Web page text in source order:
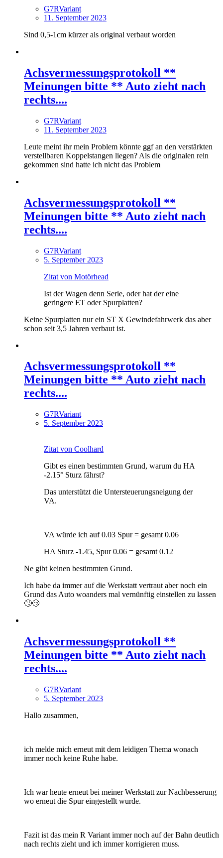
G7RVariant
11. September 2023
Sind 0,5-1cm kürzer als original verbaut worden
Achsvermessungsprotokoll **
Meinungen bitte ** Auto zieht nach
rechts....
G7RVariant
11. September 2023
Leute meint ihr mein Problem könnte ggf an den verstärkten
verstellbaren Koppelstangen liegen? Als die originalen rein
gekommen sind hatte ich nicht das Problem
Achsvermessungsprotokoll **
Meinungen bitte ** Auto zieht nach
rechts....
G7RVariant
5. September 2023
Zitat von Motörhead
Ist der Wagen denn Serie, oder hat der eine
geringere ET oder Spurplatten?
Keine Spurplatten nur ein ST X Gewindefahrwerk das aber
schon seit 3,5 Jahren verbaut ist.
Achsvermessungsprotokoll **
Meinungen bitte ** Auto zieht nach
rechts....
G7RVariant
5. September 2023
Zitat von Coolhard
Gibt es einen bestimmten Grund, warum du HA
-2.15° Sturz fährst?
Das unterstützt die Untersteuerungsneigung der
VA.
VA würde ich auf 0.03 Spur = gesamt 0.06
HA Sturz -1.45, Spur 0.06 = gesamt 0.12
Ne gibt keinen bestimmten Grund.
Ich habe da immer auf die Werkstatt vertraut aber noch ein
Grund das Auto woanders mal vernünftig einstellen zu lassen
🙄😏
Achsvermessungsprotokoll **
Meinungen bitte ** Auto zieht nach
rechts....
G7RVariant
5. September 2023
Hallo zusammen,
ich melde mich erneut mit dem leidigen Thema wonach
immer noch keine Ruhe habe.
Ich war heute erneut bei meiner Werkstatt zur Nachbesserung
wo erneut die Spur eingestellt wurde.
Fazit ist das mein R Variant immer noch auf der Bahn deutlich
nach rechts zieht und ich immer korrigieren muss.